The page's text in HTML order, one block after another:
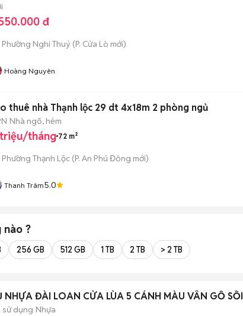
đ
Phường Nghi Thuỷ (P. Cửa Lò mới)
Hoàng Nguyên
thuê nhà Thạnh lộc 29 dt 4x18m 2 phòng ngủ
Nhà ngõ, hẻm
tháng 72 m²
Phường Thạnh Lộc (P. An Phú Đông mới)
Thanh Trâm5.0
nào ?
256 GB 512 GB 1 TB 2 TB > 2 TB
NHỰA ĐÀI LOAN CỬA LÙA 5 CÁNH MÀU VÂN GỖ SỒI
sử dụng Nhựa